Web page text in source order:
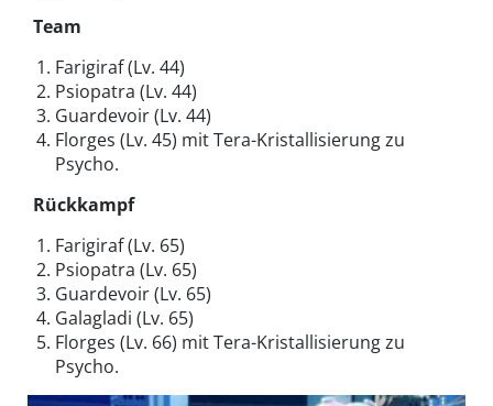
Team
Farigiraf (Lv. 44)
Psiopatra (Lv. 44)
Guardevoir (Lv. 44)
Florges (Lv. 45) mit Tera-Kristallisierung zu
Psycho.
Rückkampf
Farigiraf (Lv. 65)
Psiopatra (Lv. 65)
Guardevoir (Lv. 65)
Galagladi (Lv. 65)
Florges (Lv. 66) mit Tera-Kristallisierung zu
Psycho.